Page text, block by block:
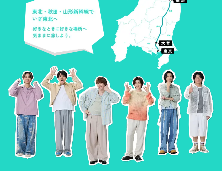
※
ARフォトフレームはポスター掲出場所で二
次元コードを読み取ってから、翌々日の
23:59まで利用可能です。二次元コードから
アクセスしたページをブックマークする
と、移動先でもお楽しみいただけます。
※
インターネットブラウザの履歴やCookieを
削除すると使えなくなるのでご注意くださ
い。
※
ARフォトフレームはスマートデバイス限定
のコンテンツです。iOS端末の方はSafari、
Android端末の方はChromeでご利用くださ
※
5月27日以降に購入した新幹線eチケットが対
象となります。
※
eチケットの購入日がプレゼントキャンペー
ン期間外の場合は抽選対象になりません。
※
条件①、②の順序は問いません
※
キャンペーンご参加には、えきねっと会員
登録（無料）の上、「えきねっと」マイペ
ージからJRE POINT会員番号の連携が必要
です。
えきねっとHPはこちら
、JRE POINT会員番
号連携手続き方法はこちら